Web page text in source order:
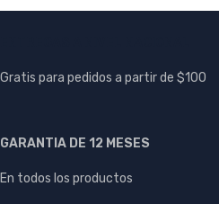
Gratis para pedidos a partir de $100
GARANTIA DE 12 MESES
En todos los productos